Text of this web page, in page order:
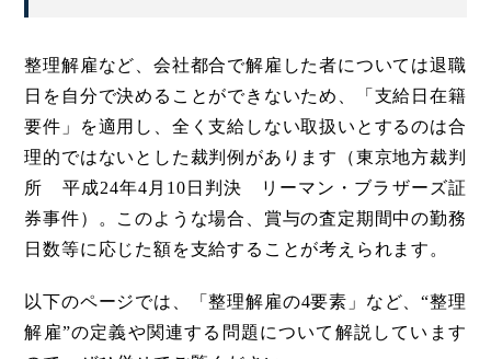
整理解雇など、会社都合で解雇した者については退職
日を自分で決めることができないため、「支給日在籍
要件」を適用し、全く支給しない取扱いとするのは合
理的ではないとした裁判例があります（東京地方裁判
所 平成24年4月10日判決 リーマン・ブラザーズ証
券事件）。このような場合、賞与の査定期間中の勤務
日数等に応じた額を支給することが考えられます。
以下のページでは、「整理解雇の4要素」など、“整理
解雇”の定義や関連する問題について解説しています